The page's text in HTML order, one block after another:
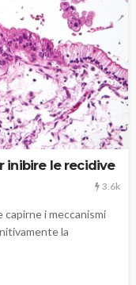
inibire le recidive
3.6k
i meccanismi
la